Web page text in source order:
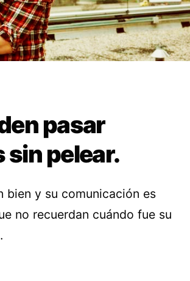
pasar
sin pelear.
bien y su comunicación es
no recuerdan cuándo fue su